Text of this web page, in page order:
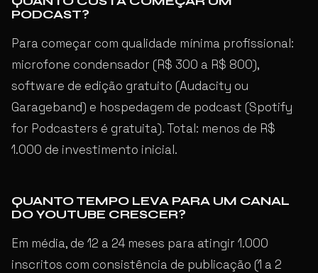
PODCAST?
Para começar com qualidade mínima profissional:
microfone condensador (R$ 300 a R$ 800),
software de edição gratuito (Audacity ou
Garageband) e hospedagem de podcast (Spotify
for Podcasters é gratuita). Total: menos de R$
1.000 de investimento inicial.
QUANTO TEMPO LEVA PARA UM CANAL
DO YOUTUBE CRESCER?
Em média, de 12 a 24 meses para atingir 1.000
inscritos com consistência de publicação (1 a 2